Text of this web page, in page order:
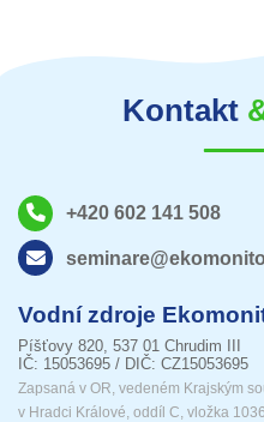
Kontakt
+420 602 141 508
Vodní zdroje
Píšťovy 820, 537 01 Chrudim III
IČ: 15053695 / DIČ: CZ15053695
Zapsaná v OR, vedeném Krajským
v Hradci Králové, oddíl C, vložka 1036